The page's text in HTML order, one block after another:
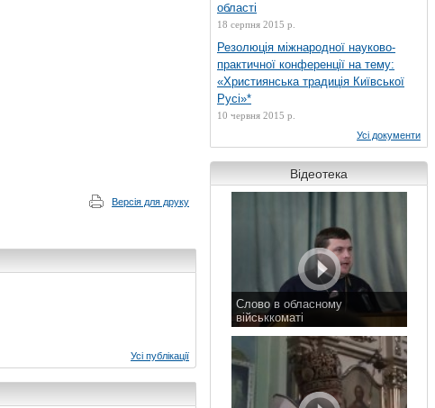
Версія для друку
Усі публікації
області
18 серпня 2015 р.
Резолюція міжнародної науково-
практичної конференції на тему:
«Християнська традиція Київської
Русі»*
10 червня 2015 р.
Усі документи
Відеотека
Слово в обласному
військкоматі